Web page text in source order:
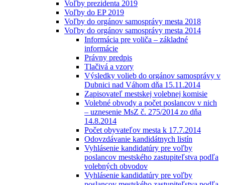
Voľby prezidenta 2019
Voľby do EP 2019
Voľby do orgánov samosprávy mesta 2018
Voľby do orgánov samosprávy mesta 2014
Informácia pre voliča – základné
informácie
Právny predpis
Tlačivá a vzory
Výsledky volieb do orgánov samosprávy v
Dubnici nad Váhom dňa 15.11.2014
Zapisovateľ mestskej volebnej komisie
Volebné obvody a počet poslancov v nich
– uznesenie MsZ č. 275/2014 zo dňa
14.8.2014
Počet obyvateľov mesta k 17.7.2014
Odovzdávanie kandidátnych listín
Vyhlásenie kandidatúry pre voľby
poslancov mestského zastupiteľstva podľa
volebných obvodov
Vyhlásenie kandidatúry pre voľby